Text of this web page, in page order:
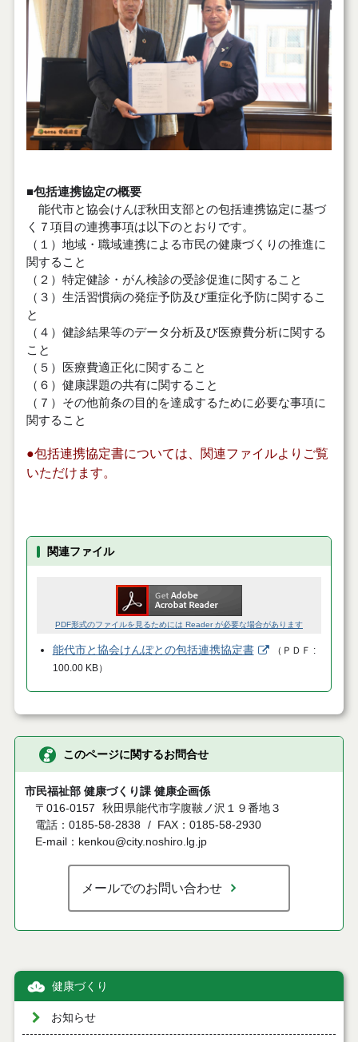
■包括連携協定の概要
能代市と協会けんぽ秋田支部との包括連携協定に基づ
く７項目の連携事項は以下のとおりです。
（１）地域・職域連携による市民の健康づくりの推進に
関すること
（２）特定健診・がん検診の受診促進に関すること
（３）生活習慣病の発症予防及び重症化予防に関するこ
と
（４）健診結果等のデータ分析及び医療費分析に関する
こと
（５）医療費適正化に関すること
（６）健康課題の共有に関すること
（７）その他前条の目的を達成するために必要な事項に
関すること
●包括連携協定書については、関連ファイルよりご覧
いただけます。
関連ファイル
PDF形式のファイルを見るためには Reader が必要な場合があります
能代市と協会けんぽとの包括連携協定書 （ ＰＤＦ
100.00 KB）
このページに関するお問合せ
市民福祉部 健康づくり課 健康企画係
〒016-0157
秋田県能代市字腹鞁ノ沢１９番地３
電話：0185-58-2838
FAX：0185-58-2930
E-mail：kenkou@city.noshiro.lg.jp
メールでのお問い合わせ
健康づくり
お知らせ